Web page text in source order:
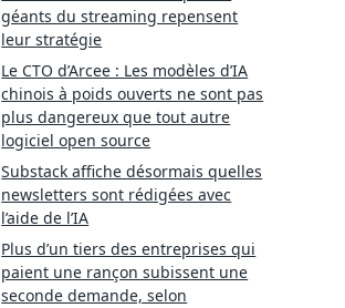
géants du streaming repensent
leur stratégie
Le CTO d’Arcee : Les modèles d’IA
chinois à poids ouverts ne sont pas
plus dangereux que tout autre
logiciel open source
Substack affiche désormais quelles
newsletters sont rédigées avec
l’aide de l’IA
Plus d’un tiers des entreprises qui
paient une rançon subissent une
seconde demande, selon